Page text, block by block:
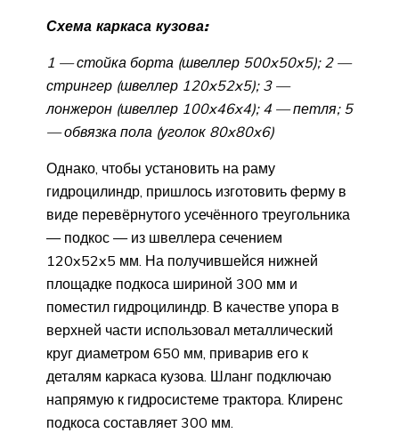
Схема каркаса кузова:
1 — стойка борта (швеллер 500x50x5); 2 —
стрингер (швеллер 120x52x5); 3 —
лонжерон (швеллер 100x46x4); 4 — петля; 5
— обвязка пола (уголок 80x80x6)
Однако, чтобы установить на раму
гидроцилиндр, пришлось изготовить ферму в
виде перевёрнутого усечённого треугольника
— подкос — из швеллера сечением
120x52x5 мм. На получившейся нижней
площадке подкоса шириной 300 мм и
поместил гидроцилиндр. В качестве упора в
верхней части использовал металлический
круг диаметром 650 мм, приварив его к
деталям каркаса кузова. Шланг подключаю
напрямую к гидросистеме трактора. Клиренс
подкоса составляет 300 мм.